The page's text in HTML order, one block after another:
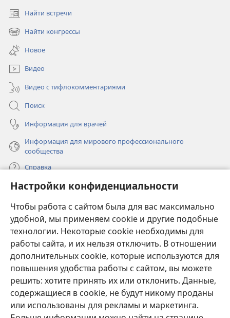
Настройки конфиденциальности
Чтобы работа с сайтом была для вас максимально
удобной, мы применяем cookie и другие подобные
технологии. Некоторые cookie необходимы для
работы сайта, и их нельзя отключить. В отношении
дополнительных cookie, которые используются для
повышения удобства работы с сайтом, вы можете
решить: хотите принять их или отклонить. Данные,
содержащиеся в cookie, не будут никому проданы
или использованы для рекламы и маркетинга.
Найти встречи
(открывается
в
новом
окне)
Найти конгрессы
(открывается
новом
окне)
Новое
Видео
Видео с тифлокомментариями
Поиск
Информация для врачей
Информация для мирового профессионального
сообщества
Справка
Пожертвования
в
новом
окне)
ОНЛАЙН-БИБЛИОТЕКА Сторожевой башни
(открывается
новом
окне)
JW Hub®
(открывается
в
новом
окне)
JW Library ®
Watchtower Library